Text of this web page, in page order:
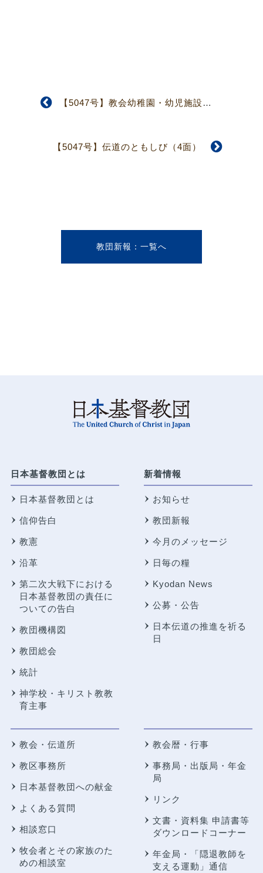
【5047号】教会幼稚園・幼児施設融資金募集（4面）
【5047号】伝道のともしび（4面）
教団新報
日本基督教団とは
日本基督教団とは
信仰告白
教憲
沿革
第二次大戦下における
日本基督教団の責任に
ついての告白
教団機構図
教団総会
統計
神学校・キリスト教教
育主事
新着情報
お知らせ
教団新報
今月のメッセージ
日毎の糧
Kyodan News
公募・公告
日本伝道の推進を祈る
日
教会・伝道所
教区事務所
日本基督教団への献金
よくある質問
相談窓口
牧会者とその家族のた
めの相談室
教会暦・行事
事務局・出版局・年金
局
リンク
文書・資料集 申請書等
ダウンロードコーナー
年金局・
「隠退教師を
支える運動」通信